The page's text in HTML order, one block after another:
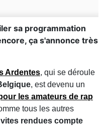
sa programmation
ça s'annonce très
Ardentes, qui se déroule
, est devenu un
les amateurs de rap
tous les autres
rendues compte